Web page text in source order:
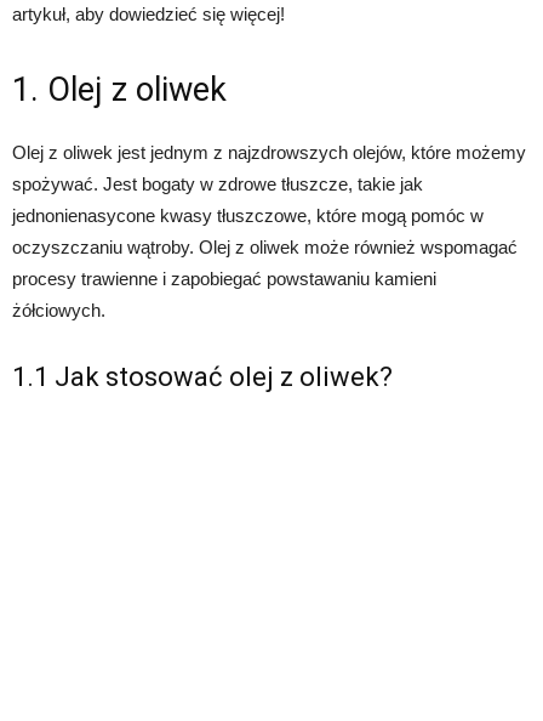
artykuł, aby dowiedzieć się więcej!
1. Olej z oliwek
Olej z oliwek jest jednym z najzdrowszych olejów, które możemy
spożywać. Jest bogaty w zdrowe tłuszcze, takie jak
jednonienasycone kwasy tłuszczowe, które mogą pomóc w
oczyszczaniu wątroby. Olej z oliwek może również wspomagać
procesy trawienne i zapobiegać powstawaniu kamieni
żółciowych.
1.1 Jak stosować olej z oliwek?